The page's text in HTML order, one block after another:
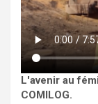
L'avenir au
COMILOG.